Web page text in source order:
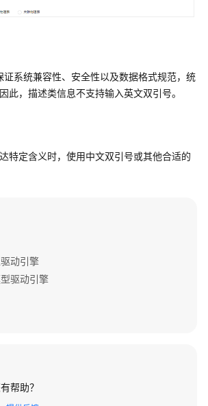
证系统兼容性、安全性以及数据格式规范，统
此，描述类信息不支持输入英文双引号。
特定含义时，使用中文双引号或其他合适的
动引擎
驱动引擎
帮助？